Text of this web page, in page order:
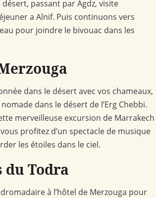
passant par Agdz, visite
a Alnif. Puis continuons vers
pour joindre le bivouac dans les
dans le désert avec vos chameaux,
dans le désert de l’Erg Chebbi.
merveilleuse excursion de Marrakech
profitez d’un spectacle de musique
les étoiles dans le ciel.
du Todra
à l’hôtel de Merzouga pour